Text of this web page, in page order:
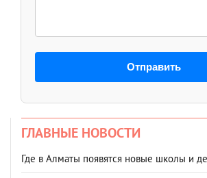
Отправить
ГЛАВНЫЕ НОВОСТИ
Где в Алматы появятся новые школы и